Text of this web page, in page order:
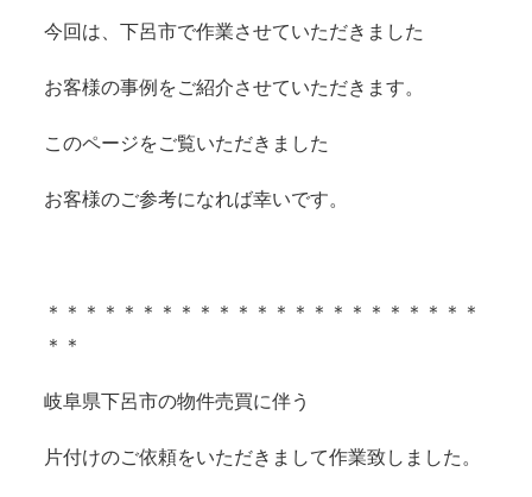
今回は、下呂市で作業させていただきました
お客様の事例をご紹介させていただきます。
このページをご覧いただきました
お客様のご参考になれば幸いです。
＊＊＊＊＊＊＊＊＊＊＊＊＊＊＊＊＊＊＊＊＊＊＊
＊＊
岐阜県下呂市の物件売買に伴う
片付けのご依頼をいただきまして作業致しました。